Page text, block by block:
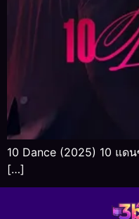
10 Dance (2025) 10 แด
[…]